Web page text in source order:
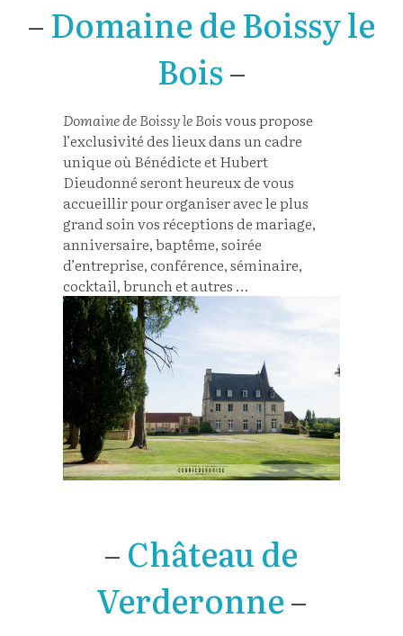
–Domaine de Boissy le
Bois–
Domaine de Boissy le Boisvous propose
l’exclusivité des lieux dans un cadre
unique où Bénédicte et Hubert
Dieudonné seront heureux de vous
accueillir pour organiser avec le plus
grand soin vos réceptions de mariage,
anniversaire, baptême, soirée
d’entreprise, conférence, séminaire,
cocktail, brunch et autres …
–Château de
Verderonne–